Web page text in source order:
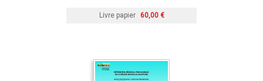
Livre papier 60,00 €